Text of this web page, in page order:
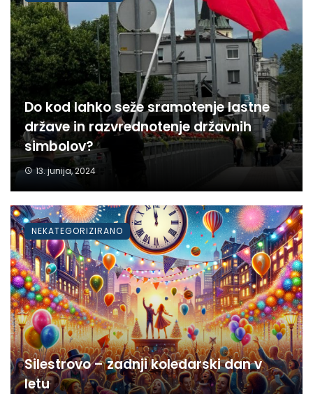
Do kod lahko seže sramotenje lastne
države in razvrednotenje državnih
simbolov?
13. junija, 2024
Silestrovo – zadnji koledarski dan v
letu
NEKATEGORIZIRANO